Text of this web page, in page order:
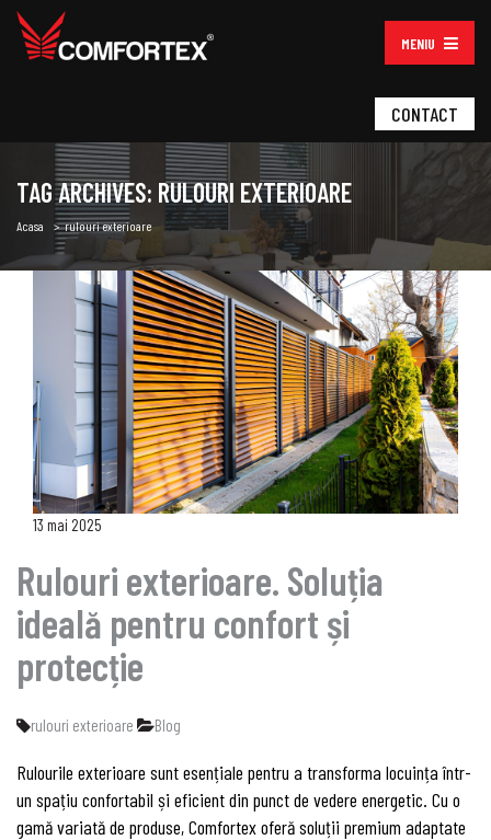
MENIU
CONTACT
TAG ARCHIVES: RULOURI EXTERIOARE
Acasa rulouri exterioare
13 mai 2025
Rulouri exterioare. Soluția
ideală pentru confort și
protecție
rulouri exterioare Blog
Rulourile exterioare sunt esențiale pentru a transforma locuința într-
un spațiu confortabil și eficient din punct de vedere energetic. Cu o
gamă variată de produse, Comfortex oferă soluții premium adaptate